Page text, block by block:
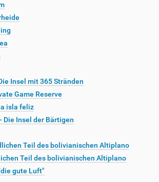
Insel mit 365 Stränden
Game Reserve
isla feliz
Die Insel der Bärtigen
Teil des bolivianischen Altiplano
Teil des bolivianischen Altiplano
gute Luft"